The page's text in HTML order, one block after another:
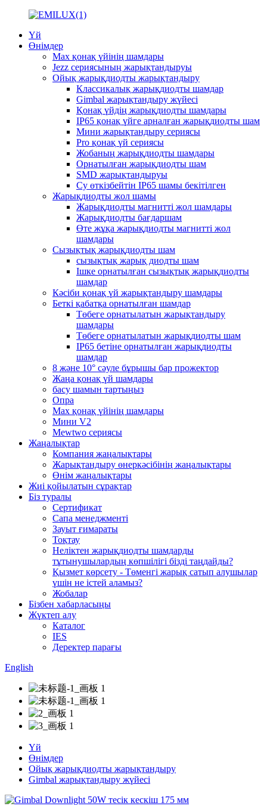
Үй
Өнімдер
Max қонақ үйінің шамдары
Jezz сериясының жарықтандыруы
Ойық жарықдиодты жарықтандыру
Классикалық жарықдиодты шамдар
Gimbal жарықтандыру жүйесі
Қонақ үйдің жарықдиодты шамдары
IP65 қонақ үйге арналған жарықдиодты шам
Мини жарықтандыру сериясы
Pro қонақ үй сериясы
Жобаның жарықдиодты шамдары
Орнатылған жарықдиодты шам
SMD жарықтандыруы
Су өткізбейтін IP65 шамы бекітілген
Жарықдиодты жол шамы
Жарықдиодты магнитті жол шамдары
Жарықдиодты бағдаршам
Өте жұқа жарықдиодты магнитті жол
шамдары
Сызықтық жарықдиодты шам
сызықтық жарық диодты шам
Ішке орнатылған сызықтық жарықдиодты
шамдар
Кәсіби қонақ үй жарықтандыру шамдары
Беткі қабатқа орнатылған шамдар
Төбеге орнатылатын жарықтандыру
шамдары
Төбеге орнатылатын жарықдиодты шам
IP65 бетіне орнатылған жарықдиодты
шамдар
8 және 10° сәуле бұрышы бар прожектор
Жаңа қонақ үй шамдары
басу шамын тартыңыз
Опра
Max қонақ үйінің шамдары
Мини V2
Mewtwo сериясы
Жаңалықтар
Компания жаңалықтары
Жарықтандыру өнеркәсібінің жаңалықтары
Өнім жаңалықтары
Жиі қойылатын сұрақтар
Біз туралы
Сертификат
Сапа менеджменті
Зауыт ғимараты
Тоқтау
Неліктен жарықдиодты шамдарды
тұтынушылардың көпшілігі бізді таңдайды?
Қызмет көрсету - Төменгі жарық сатып алушылар
үшін не істей аламыз?
Жобалар
Бізбен хабарласыңы
Жүктеп алу
Каталог
IES
Деректер парағы
English
Үй
Өнімдер
Ойық жарықдиодты жарықтандыру
Gimbal жарықтандыру жүйесі